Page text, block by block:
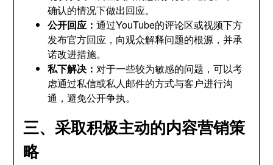
确认的情况下做出回应。
公开回应：通过YouTube的评论区或视频下方
发布官方回应，向观众解释问题的根源，并承
诺改进措施。
私下解决：对于一些较为敏感的问题，可以考
虑通过私信或私人邮件的方式与客户进行沟
通，避免公开争执。
三、采取积极主动的内容营销策
略